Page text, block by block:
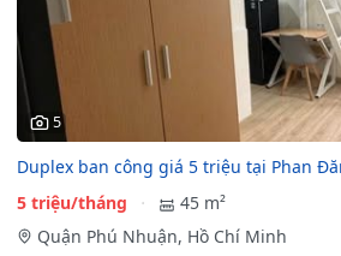
5
Duplex ban công giá 5 triệu tại Phan
5 triệu/tháng
45 m²
Quận Phú Nhuận, Hồ Chí Minh